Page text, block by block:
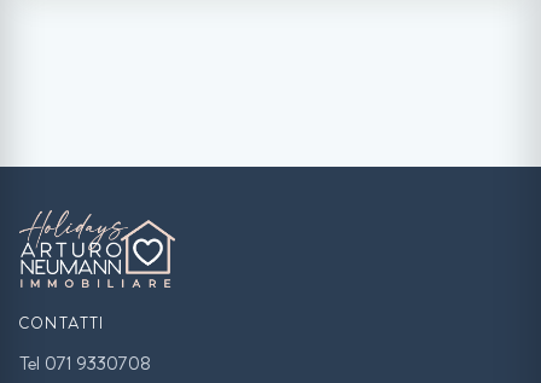
CONTATTI
Tel 071 9330708